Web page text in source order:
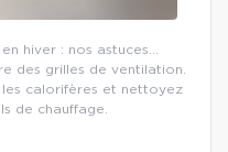
hiver : nos astuces…
des grilles de ventilation.
les calorifères et nettoyez
de chauffage.